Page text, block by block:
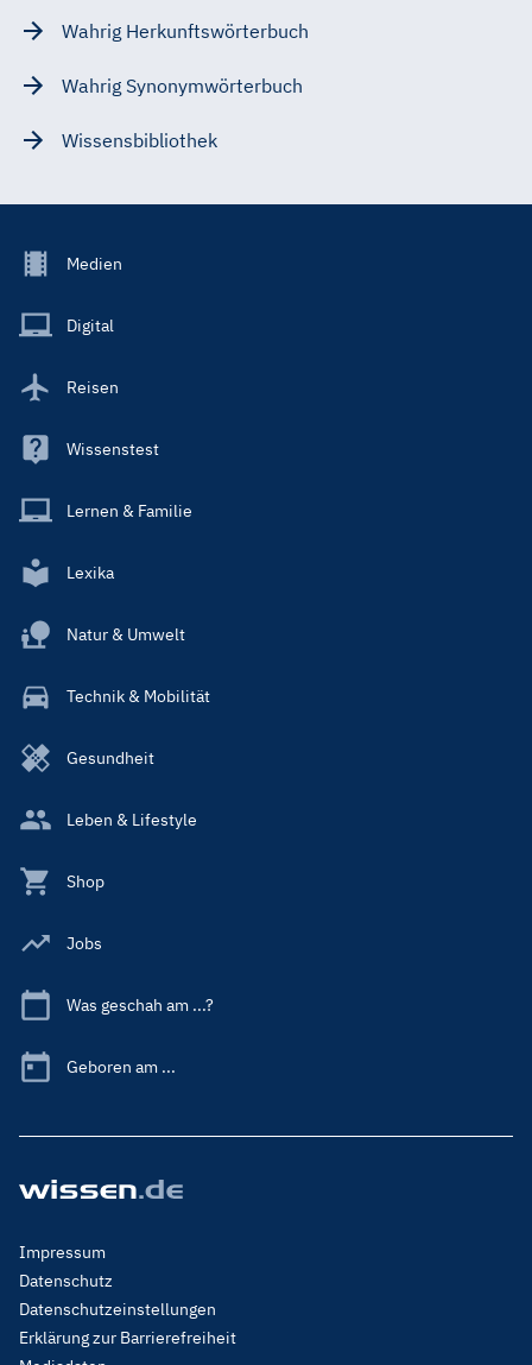
Wahrig Herkunftswörterbuch
Wahrig Synonymwörterbuch
Wissensbibliothek
Footer
Main
Medien
Digital
Reisen
Wissenstest
Lernen & Familie
Lexika
Natur & Umwelt
Technik & Mobilität
Gesundheit
Leben & Lifestyle
Shop
Jobs
Was geschah am ...?
Geboren am ...
Footer
Menu
Legal
Impressum
Datenschutz
Datenschutzeinstellungen
Erklärung zur Barrierefreiheit